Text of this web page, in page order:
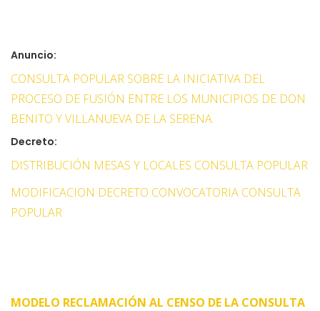
Anuncio:
CONSULTA POPULAR SOBRE LA INICIATIVA DEL
PROCESO DE FUSIÓN ENTRE LOS MUNICIPIOS DE DON
BENITO Y VILLANUEVA DE LA SERENA.
Decreto:
DISTRIBUCIÓN MESAS Y LOCALES CONSULTA POPULAR
MODIFICACION DECRETO CONVOCATORIA CONSULTA
POPULAR
MODELO RECLAMACIÓN AL CENSO DE LA CONSULTA